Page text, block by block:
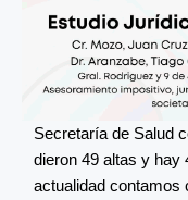
Secretaría de Salud
dieron 49 altas y hay
actualidad contamos